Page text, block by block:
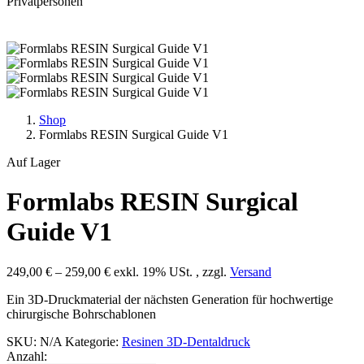
Shop
Formlabs RESIN Surgical Guide V1
Auf Lager
Formlabs RESIN Surgical
Guide V1
249,00 € – 259,00 € exkl. 19% USt. , zzgl. Versand
Ein 3D-Druckmaterial der nächsten Generation für hochwertige
chirurgische Bohrschablonen
SKU: N/A Kategorie: Resinen 3D-Dentaldruck
Anzahl: